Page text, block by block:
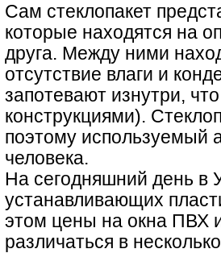
Сам стеклопакет
которые находятся на
друга. Между ними
отсутствие влаги и
запотевают изнутри,
конструкциями).
поэтому используемый
человека.
На сегодняшний день
устанавливающих
этом цены на окна ПВХ
различаться в